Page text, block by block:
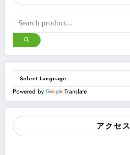
Powered by Translate
アクセス